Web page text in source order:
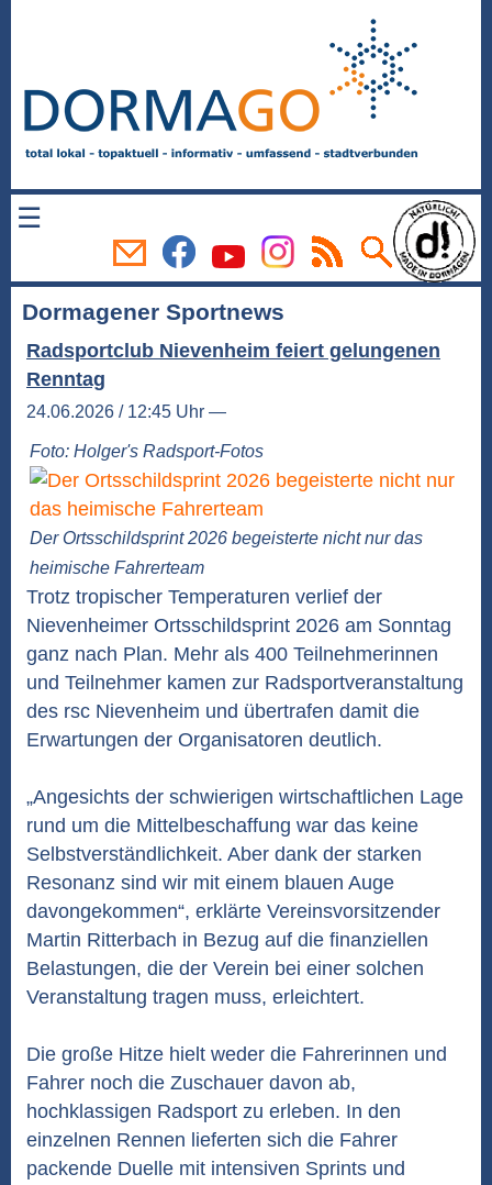
☰
Dormagener Sportnews
Radsportclub Nievenheim feiert gelungenen
Renntag
24.06.2026 / 12:45 Uhr —
Foto: Holger's Radsport-Fotos
Der Ortsschildsprint 2026 begeisterte nicht nur das
heimische Fahrerteam
Trotz tropischer Temperaturen verlief der
Nievenheimer Ortsschildsprint 2026 am Sonntag
ganz nach Plan. Mehr als 400 Teilnehmerinnen
und Teilnehmer kamen zur Radsportveranstaltung
des rsc Nievenheim und übertrafen damit die
Erwartungen der Organisatoren deutlich.
„Angesichts der schwierigen wirtschaftlichen Lage
rund um die Mittelbeschaffung war das keine
Selbstverständlichkeit. Aber dank der starken
Resonanz sind wir mit einem blauen Auge
davongekommen“, erklärte Vereinsvorsitzender
Martin Ritterbach in Bezug auf die finanziellen
Belastungen, die der Verein bei einer solchen
Veranstaltung tragen muss, erleichtert.
Die große Hitze hielt weder die Fahrerinnen und
Fahrer noch die Zuschauer davon ab,
hochklassigen Radsport zu erleben. In den
einzelnen Rennen lieferten sich die Fahrer
packende Duelle mit intensiven Sprints und